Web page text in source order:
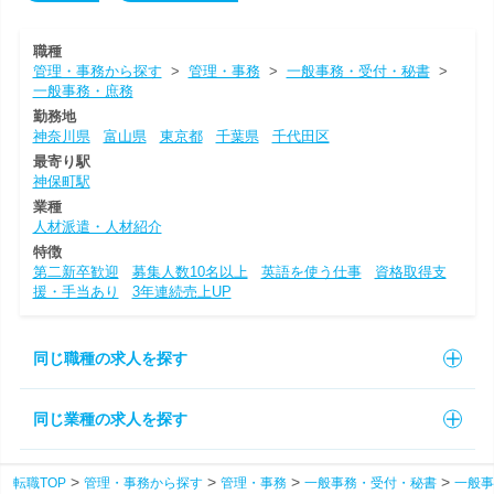
職種
管理・事務から探す > 管理・事務> 一般事務・受付・秘書>
一般事務・庶務
勤務地
神奈川県
富山県 東京都 千葉県
千代田区
最寄り駅
神保町駅
業種
人材派遣・人材紹介
特徴
第二新卒歓迎
募集人数10名以上 英語を使う仕事
資格取得支
援・手当あり
3年連続売上UP
同じ職種の求人を探す
同じ業種の求人を探す
転職TOP 管理・事務から探す 管理・事務 一般事務・受付・秘書 一般